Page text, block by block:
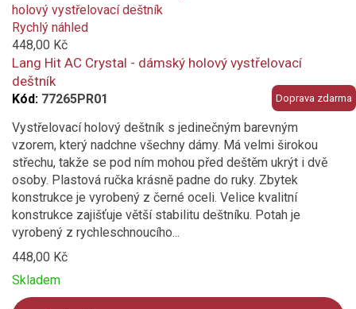
is
added
to
compare
Doprava zdarma
Rychlý náhled
448,00 Kč
Lang Hit AC Crystal - dámský holový vystřelovací
deštník
Kód: 77265PR01
Vystřelovací holový deštník s jedinečným barevným
vzorem, který nadchne všechny dámy. Má velmi širokou
střechu, takže se pod ním mohou před deštěm ukrýt i dvě
osoby. Plastová ručka krásně padne do ruky. Zbytek
konstrukce je vyrobený z černé oceli. Velice kvalitní
konstrukce zajišťuje větší stabilitu deštníku. Potah je
vyrobený z rychleschnoucího...
448,00 Kč
Skladem